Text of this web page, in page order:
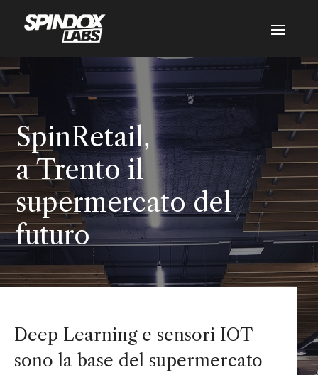
SpinRetail,
a Trento il
supermercato del
futuro
Deep Learning e sensori IOT
sono la base del supermercato